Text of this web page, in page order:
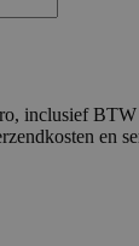
inclusief BTW
en